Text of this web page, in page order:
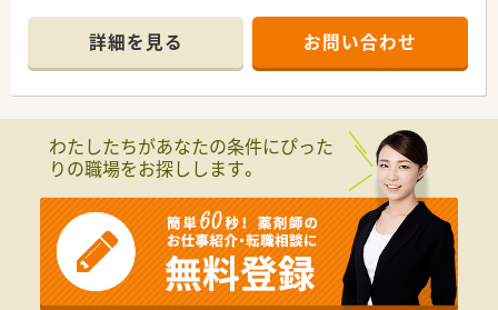
従業員の労働環境整備にも配慮があり、年間休日115日。5日連
続休暇制度(取得率96.7％)、有給取得数も平均で10日以上！残業
は全社平均5～15h程度です。
年間50店舗の出店を予定しており、出店に伴い薬局長やエリア
マネジャーのポジションが多数！
1年以内での薬局長就任へ向けた習熟も実施しており、ご経験を
活かした早期のポジションアップが目指せます！
都圏中心に店舗展開し、今後も現在のエリアで出店を強化。
「極めて感じの良い応対（挨拶）」を心掛けて住宅街立地を中心と
した店舗環境！
地域に根差してあらゆるライフステージに寄り添う「トータルヘ
■充実した研修を用意しています！
本社近くに調剤研修センター、在宅研修センターがあり、全体的
な知識の底上げ、基礎の徹底を実現。入社後は店舗着任前に薬局
を模した調剤研修センターで調剤手技、機器操作等、一連の薬局
業務を実戦形式で習得いただけます。
■調剤、在宅にも非常に力を入れています！
詳細を見る お問い合わせ
わたしたちがあなたの条件にぴった
りの職場をお探しします。